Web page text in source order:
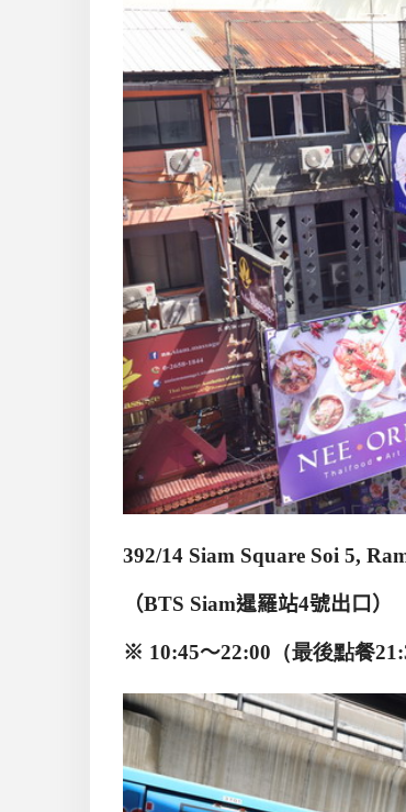
392/14 Siam Square Soi 5,
（BTS Siam暹羅站4號出口）
※ 10:45～22:00（最後點餐